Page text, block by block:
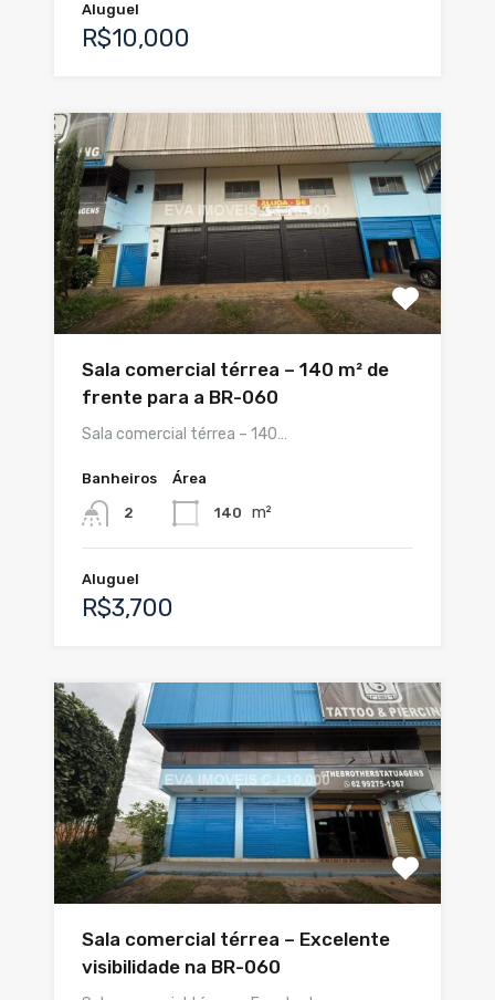
Aluguel
R$10,000
Sala comercial térrea – 140 m² de
frente para a BR-060
Sala comercial térrea – 140…
Banheiros
2
Área
140 m²
Aluguel
R$3,700
Sala comercial térrea – Excelente
visibilidade na BR-060